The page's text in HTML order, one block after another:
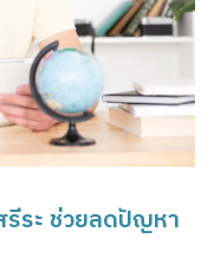
ระ ช่วยลดปัญหา